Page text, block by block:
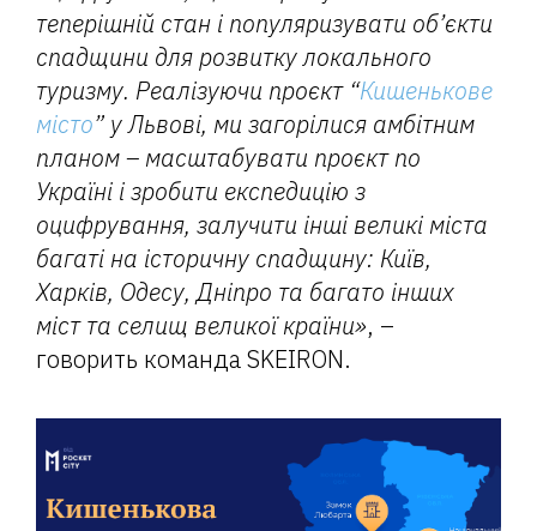
теперішній стан і популяризувати об’єкти
спадщини для розвитку локального
туризму. Реалізуючи проєкт “Кишенькове
місто” у Львові, ми загорілися амбітним
планом – масштабувати проєкт по
Україні і зробити експедицію з
оцифрування, залучити інші великі міста
багаті на історичну спадщину: Київ,
Харків, Одесу, Дніпро та багато інших
міст та селищ великої країни», –
говорить команда SKEIRON.